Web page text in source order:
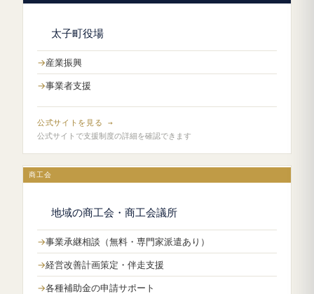
太子町役場
産業振興
事業者支援
公式サイトを見る →
公式サイトで支援制度の詳細を確認できます
商工会
地域の商工会・商工会議所
事業承継相談（無料・専門家派遣あり）
経営改善計画策定・伴走支援
各種補助金の申請サポート